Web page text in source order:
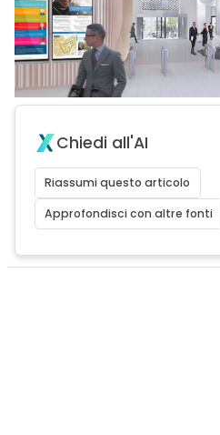
Chiedi all'AI
Riassumi questo articolo
Approfondisci con altre fonti